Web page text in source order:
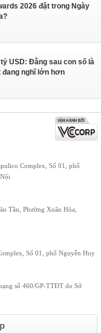
2026 đặt trong Ngày
USD: Đằng sau con số là
đang nghĩ lớn hơn
Complex, Số 01, phố
Tần, Phường Xuân Hòa,
Số 01, phố Nguyễn Huy
số 460/GP-TTĐT do Sở